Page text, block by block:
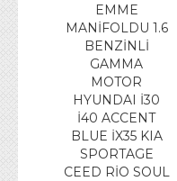
EMME
MANİFOLDU 1.6
BENZİNLİ
GAMMA
MOTOR
HYUNDAI İ30
İ40 ACCENT
BLUE İX35 KIA
SPORTAGE
CEED RİO SOUL